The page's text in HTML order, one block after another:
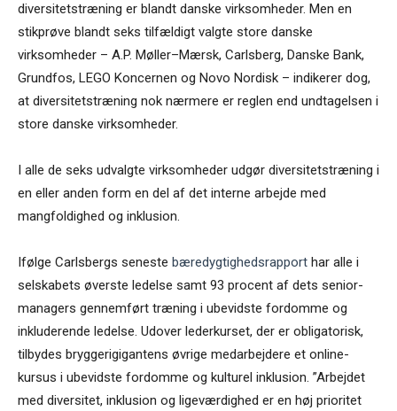
diversitetstræning er blandt danske virksomheder. Men en
stikprøve blandt seks tilfældigt valgte store danske
virksomheder – A.P. Møller–Mærsk, Carlsberg, Danske Bank,
Grundfos, LEGO Koncernen og Novo Nordisk – indikerer dog,
at diversitetstræning nok nærmere er reglen end undtagelsen i
store danske virksomheder.
I alle de seks udvalgte virksomheder udgør diversitetstræning i
en eller anden form en del af det interne arbejde med
mangfoldighed og inklusion.
Ifølge Carlsbergs seneste bæredygtighedsrapport har alle i
selskabets øverste ledelse samt 93 procent af dets senior-
managers gennemført træning i ubevidste fordomme og
inkluderende ledelse. Udover lederkurset, der er obligatorisk,
tilbydes bryggerigigantens øvrige medarbejdere et online-
kursus i ubevidste fordomme og kulturel inklusion. ”Arbejdet
med diversitet, inklusion og ligeværdighed er en høj prioritet